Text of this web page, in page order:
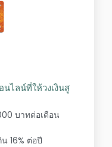
ไลน์ที่ให้วงเงินสู
บาทต่อเดือน
น 16% ต่อปี